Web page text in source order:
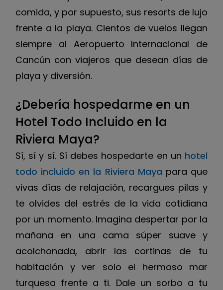
comida, y por supuesto, sus resorts de lujo
frente a la playa. Cientos de vuelos llegan
siempre al Aeropuerto Internacional de
Cancún con viajeros que desean días de
playa y diversión.
¿Debería hospedarme en un
Hotel Todo Incluido en la
Riviera Maya?
Sí, sí y sí. Sí debes hospedarte en un hotel
todo incluido en la Riviera Maya para que
vivas días de relajación, recargues pilas y
te olvides del estrés de la vida cotidiana
por un momento. Imagina despertar por la
mañana en una cama súper suave y
acolchonada, abrir las cortinas de tu
habitación y ver solo el hermoso mar
turquesa frente a ti. Dale un sorbo a tu